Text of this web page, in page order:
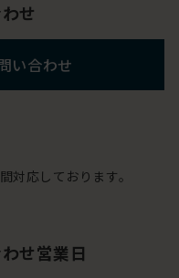
せ
い合わせ
応しております。
せ営業日